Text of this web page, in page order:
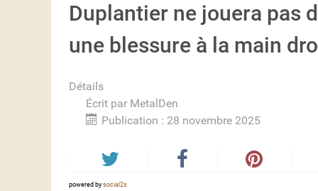
Duplantier ne jouera pas
une blessure à la main
Détails
Écrit par MetalDen
Publication : 28 novembre 2025
powered by social2s